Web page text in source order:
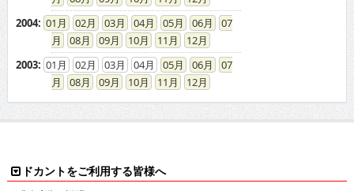
01 02 03 04 05 06
07
08
09 10 11
12
01 02 03 04 05 06
07
08
09 10 11 12
求人広告の説明